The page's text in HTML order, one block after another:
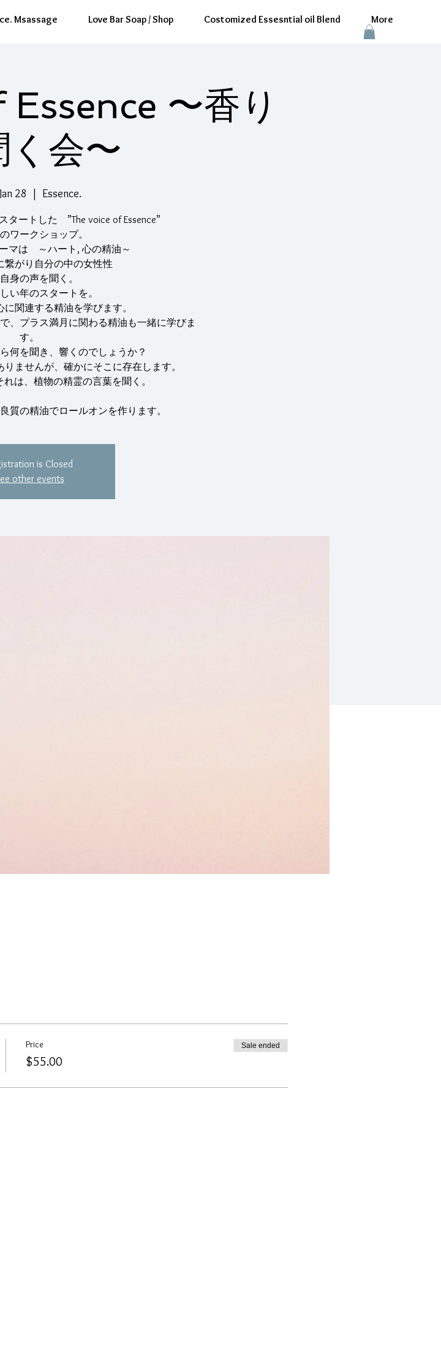
Msassage Love Bar Soap / Shop Costomized Essesntial oil Blend More
〜香り
く会〜
28
  |
Essence.
タートした ”The voice of Essence”
ワークショップ。
マは ～ハート, 心の精油～
繋がり自分の中の女性性
身の声を聞く。
い年のスタートを。
関連する精油を学びます。
、プラス満月に関わる精油も一緒に学びま
す。
何を聞き、響くのでしょうか？
ませんが、確かにそこに存在します。
は、植物の精霊の言葉を聞く。
質の精油でロールオンを作ります。
is Closed
other events
Price
$55.00
Sale ended